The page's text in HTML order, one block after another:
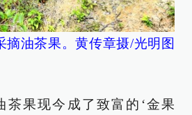
摘油茶果。黄传章摄/光明图
茶果现今成了致富的‘金果